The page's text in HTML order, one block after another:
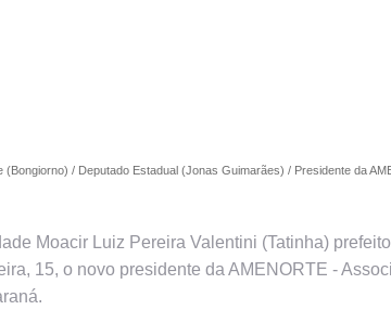
(Bongiorno) / Deputado Estadual (Jonas Guimarães) / Presidente da
Moacir Luiz Pereira Valentini (Tatinha)
15, o novo presidente da AMENORTE -